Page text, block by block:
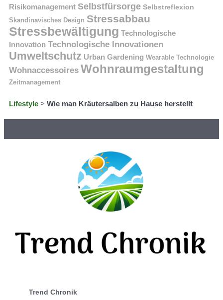
Risikomanagement Selbstfürsorge Selbstreflexion
Skandinavisches Design Stressabbau
Stressbewältigung Technologische
Innovation Technologische Innovationen
Umweltschutz Urban Gardening Wearable Technologie
Wohnaccessoires Wohnraumgestaltung
Zeitmanagement
Lifestyle > Wie man Kräutersalben zu Hause herstellt
Trend Chronik